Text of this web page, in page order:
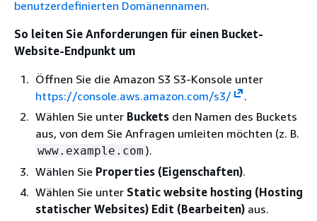
benutzerdefinierten Domänennamen.
So leiten Sie Anforderungen für einen Bucket-
Website-Endpunkt um
Öffnen Sie die Amazon S3 S3-Konsole unter
https://console.aws.amazon.com/s3/
.
Wählen Sie unter Buckets den Namen des Buckets
aus, von dem Sie Anfragen umleiten möchten (z. B.
www.example.com ).
Wählen Sie Properties (Eigenschaften).
Wählen Sie unter Static website hosting (Hosting
statischer Websites) Edit (Bearbeiten) aus.